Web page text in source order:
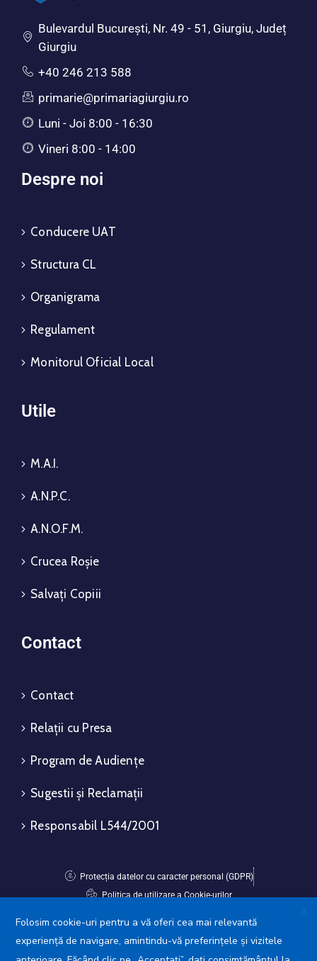
Bulevardul Bucureşti, Nr. 49 - 51, Giurgiu, Județ
Giurgiu
+40 246 213 588
primarie@primariagiurgiu.ro
Luni - Joi 8:00 - 16:30
Vineri 8:00 - 14:00
Despre noi
Conducere UAT
Structura CL
Organigrama
Regulament
Monitorul Oficial Local
Utile
M.A.I.
A.N.P.C.
A.N.O.F.M.
Crucea Roșie
Salvați Copiii
Contact
Contact
Relații cu Presa
Program de Audiențe
Sugestii și Reclamații
Responsabil L544/2001
Protecția datelor cu caracter personal (GDPR)
Politica de utilizare a Cookie-urilor
Avansis Mobile
X
Folosim cookie-uri pentru a vă oferi cea mai relevantă
experiență de navigare, amintindu-vă preferințele și vizitele